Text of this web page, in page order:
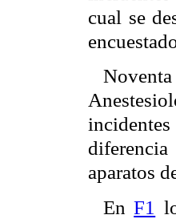
cual se
aparatos
EnF1